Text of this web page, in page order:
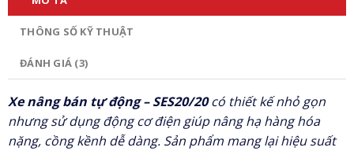
THÔNG SỐ KỸ THUẬT
ĐÁNH GIÁ (3)
Xe nâng bán tự động – SES20/20có thiết kế nhỏ gọn
nhưng sử dụng động cơ điện giúp nâng hạ hàng hóa
nặng, cồng kềnh dễ dàng. Sản phẩm mang lại hiệu suất